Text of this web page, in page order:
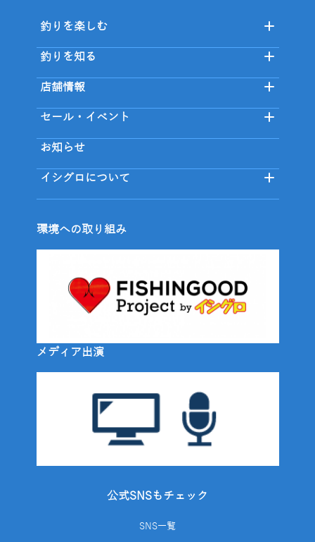
釣りを楽しむ
釣りを知る
店舗情報
セール・イベント
お知らせ
イシグロについて
環境への取り組み
メディア出演
公式SNSもチェック
SNS一覧